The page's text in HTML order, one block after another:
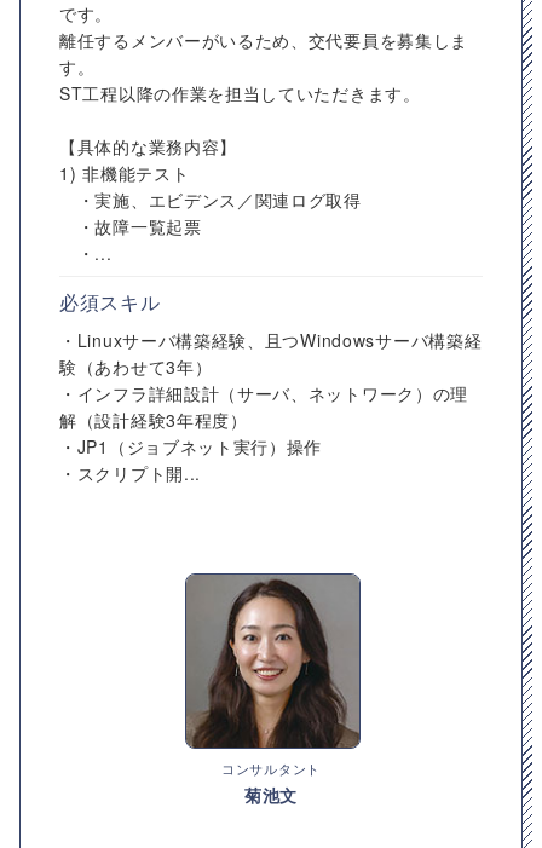
です。
離任するメンバーがいるため、交代要員を募集しま
す。
ST工程以降の作業を担当していただきます。
【具体的な業務内容】
1) 非機能テスト
・実施、エビデンス／関連ログ取得
・故障一覧起票
・...
必須スキル
・Linuxサーバ構築経験、且つWindowsサーバ構築経
験（あわせて3年）
・インフラ詳細設計（サーバ、ネットワーク）の理
解（設計経験3年程度）
・JP1（ジョブネット実行）操作
・スクリプト開...
コンサルタント
菊池文